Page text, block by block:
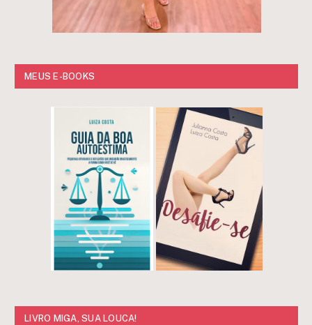
MEUS E-BOOKS
LIVRO MIGA, SUA LOUCA!